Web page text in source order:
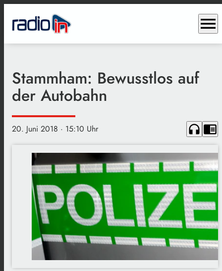
menu
Stammham: Bewusstlos auf
der Autobahn
20. Juni 2018 · 15:10 Uhr headphones chrome_reader_mode